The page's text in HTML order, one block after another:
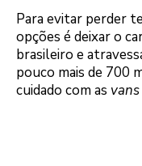
Para evitar perder
opções é deixar o
brasileiro e
pouco mais de 700
cuidado com as vans